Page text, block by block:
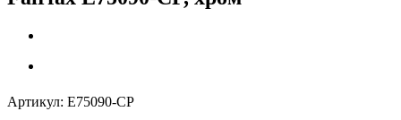
Артикул: E75090-CP